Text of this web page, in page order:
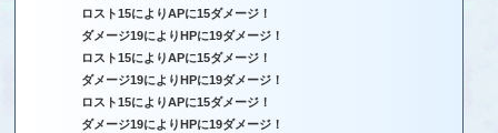
ロスト15によりAPに15ダメージ！
ダメージ19によりHPに19ダメージ！
ロスト15によりAPに15ダメージ！
ダメージ19によりHPに19ダメージ！
ロスト15によりAPに15ダメージ！
ダメージ19によりHPに19ダメージ！